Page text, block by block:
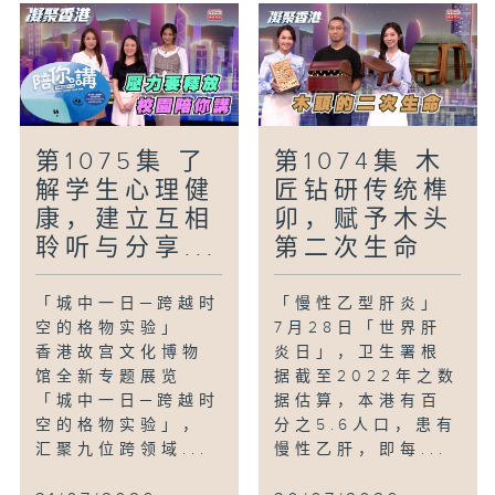
第1075集 了
解学生心理健
康，建立互相
聆听与分享...
「城中一日─跨越时
空的格物实验」
香港故宫文化博物
馆全新专题展览
「城中一日─跨越时
空的格物实验」，
汇聚九位跨领域...
第1074集 木
匠钻研传统榫
卯，赋予木头
第二次生命
「慢性乙型肝炎」
7月28日「世界肝
炎日」，卫生署根
据截至2022年之数
据估算，本港有百
分之5.6人口，患有
慢性乙肝，即每...